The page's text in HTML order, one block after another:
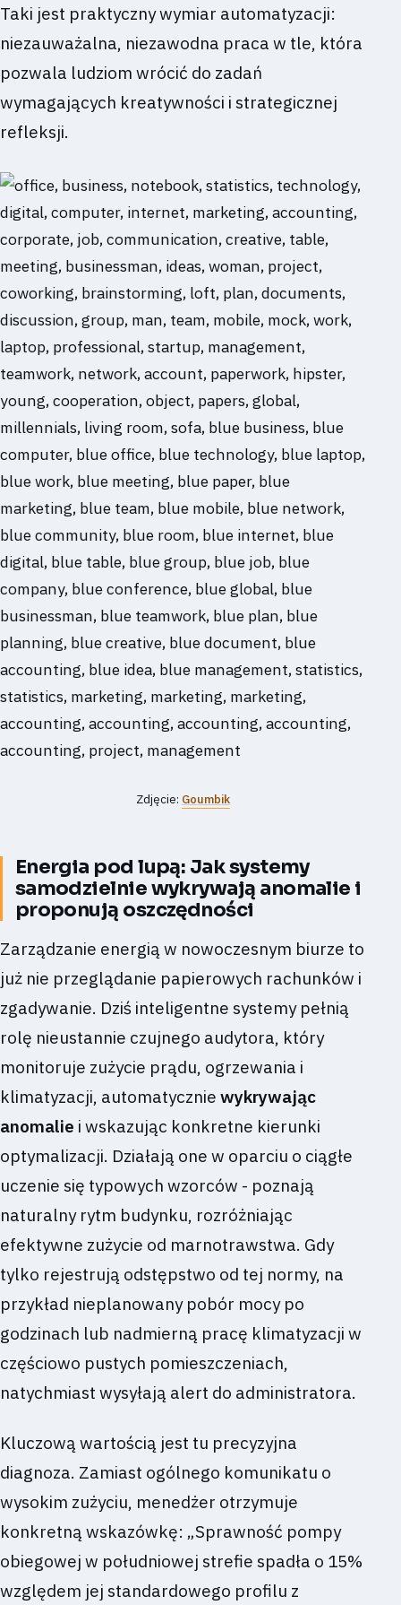
Taki jest praktyczny wymiar automatyzacji:
niezauważalna, niezawodna praca w tle, która
pozwala ludziom wrócić do zadań
wymagających kreatywności i strategicznej
refleksji.
Zdjęcie: Goumbik
Energia pod lupą: Jak systemy
samodzielnie wykrywają anomalie i
proponują oszczędności
Zarządzanie energią w nowoczesnym biurze to
już nie przeglądanie papierowych rachunków i
zgadywanie. Dziś inteligentne systemy pełnią
rolę nieustannie czujnego audytora, który
monitoruje zużycie prądu, ogrzewania i
klimatyzacji, automatycznie wykrywając
anomalie i wskazując konkretne kierunki
optymalizacji. Działają one w oparciu o ciągłe
uczenie się typowych wzorców - poznają
naturalny rytm budynku, rozróżniając
efektywne zużycie od marnotrawstwa. Gdy
tylko rejestrują odstępstwo od tej normy, na
przykład nieplanowany pobór mocy po
godzinach lub nadmierną pracę klimatyzacji w
częściowo pustych pomieszczeniach,
natychmiast wysyłają alert do administratora.
Kluczową wartością jest tu precyzyjna
diagnoza. Zamiast ogólnego komunikatu o
wysokim zużyciu, menedżer otrzymuje
konkretną wskazówkę: „Sprawność pompy
obiegowej w południowej strefie spadła o 15%
względem jej standardowego profilu z